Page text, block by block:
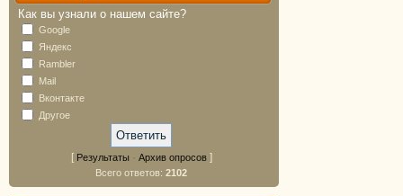
Как вы узнали о нашем сайте?
Google
Яндекс
Rambler
Mail
Вконтакте
Другое
[ Результаты · Архив опросов]
Всего ответов:2102